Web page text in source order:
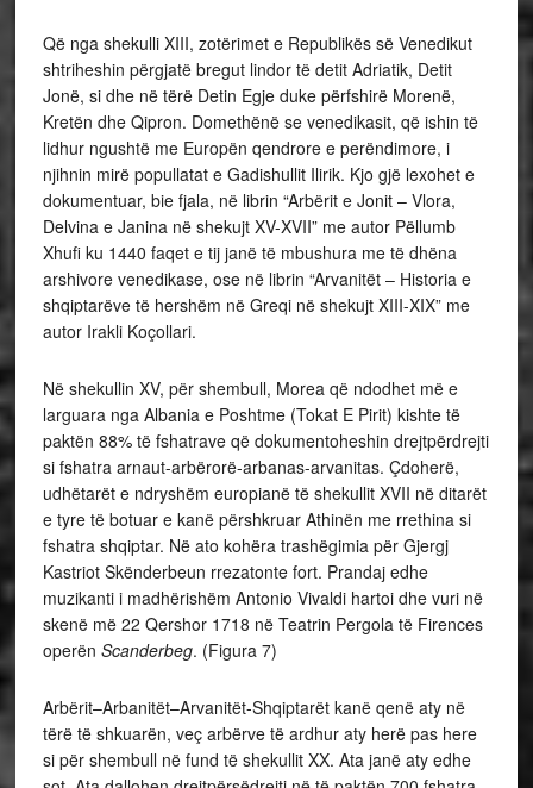
Që nga shekulli XIII, zotërimet e Republikës së Venedikut
shtriheshin përgjatë bregut lindor të detit Adriatik, Detit
Jonë, si dhe në tërë Detin Egje duke përfshirë Morenë,
Kretën dhe Qipron. Domethënë se venedikasit, që ishin të
lidhur ngushtë me Europën qendrore e perëndimore, i
njihnin mirë popullatat e Gadishullit Ilirik. Kjo gjë lexohet e
dokumentuar, bie fjala, në librin “Arbërit e Jonit – Vlora,
Delvina e Janina në shekujt XV-XVII” me autor Pëllumb
Xhufi ku 1440 faqet e tij janë të mbushura me të dhëna
arshivore venedikase, ose në librin “Arvanitët – Historia e
shqiptarëve të hershëm në Greqi në shekujt XIII-XIX” me
autor Irakli Koçollari.
Në shekullin XV, për shembull, Morea që ndodhet më e
larguara nga Albania e Poshtme (Tokat E Pirit) kishte të
paktën 88% të fshatrave që dokumentoheshin drejtpërdrejti
si fshatra arnaut-arbërorë-arbanas-arvanitas. Çdoherë,
udhëtarët e ndryshëm europianë të shekullit XVII në ditarët
e tyre të botuar e kanë përshkruar Athinën me rrethina si
fshatra shqiptar. Në ato kohëra trashëgimia për Gjergj
Kastriot Skënderbeun rrezatonte fort. Prandaj edhe
muzikanti i madhërishëm Antonio Vivaldi hartoi dhe vuri në
skenë më 22 Qershor 1718 në Teatrin Pergola të Firences
operën Scanderbeg. (Figura 7)
Arbërit–Arbanitët–Arvanitët-Shqiptarët kanë qenë aty në
tërë të shkuarën, veç arbërve të ardhur aty herë pas here
si për shembull në fund të shekullit XX. Ata janë aty edhe